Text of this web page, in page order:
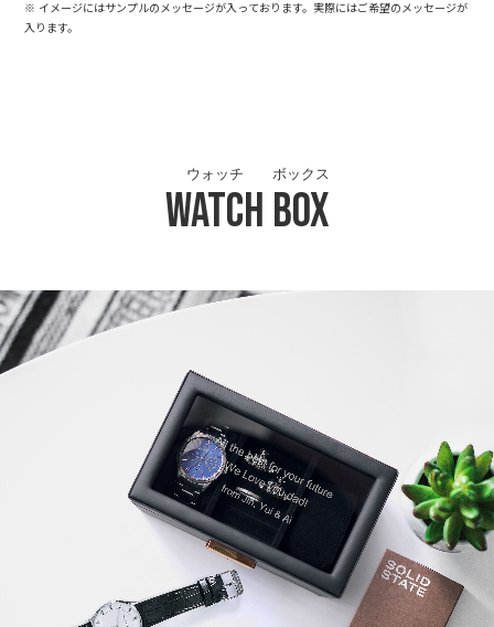
※ イメージにはサンプルのメッセージが入っております。実際にはご希望のメッセージが
入ります。
Watch
ウォッチ
Box
ボックス